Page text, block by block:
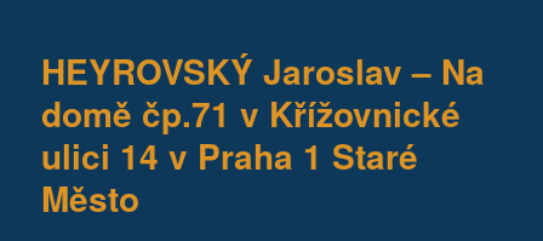
HEYROVSKÝ Jaroslav – Na
domě čp.71 v Křížovnické
ulici 14 v Praha 1 Staré
Město